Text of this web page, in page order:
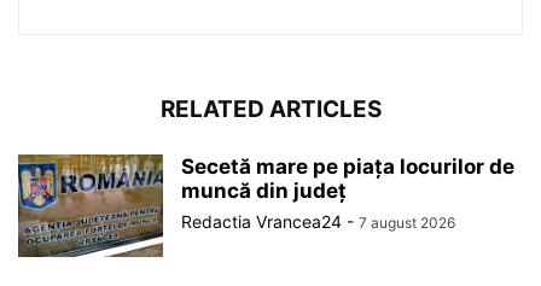
RELATED ARTICLES
Secetă mare pe piața locurilor de
muncă din județ
Redactia Vrancea24 - 7 august 2026